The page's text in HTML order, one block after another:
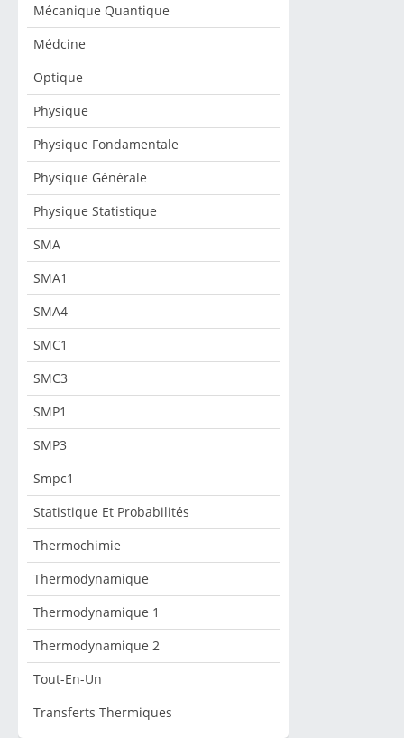
Mécanique Quantique
Médcine
Optique
Physique
Physique Fondamentale
Physique Générale
Physique Statistique
SMA
SMA1
SMA4
SMC1
SMC3
SMP1
SMP3
Smpc1
Statistique Et Probabilités
Thermochimie
Thermodynamique
Thermodynamique 1
Thermodynamique 2
Tout-En-Un
Transferts Thermiques